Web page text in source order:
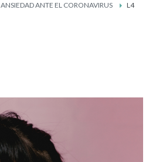
ANSIEDAD ANTE EL CORONAVIRUS L4